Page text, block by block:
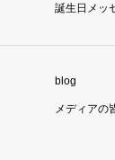
誕生日メッ
blog
メディアの